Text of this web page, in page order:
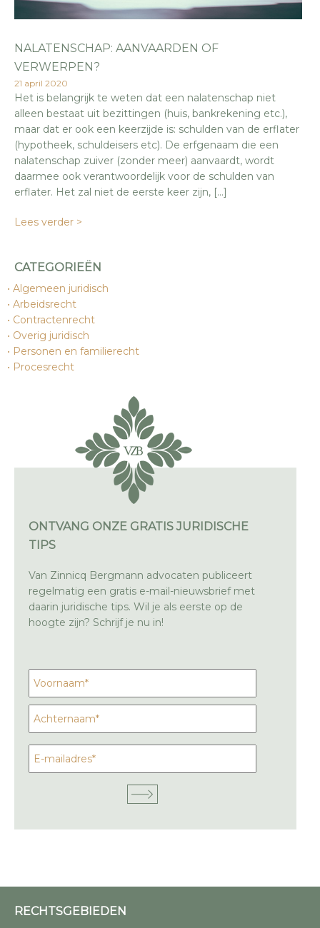
NALATENSCHAP: AANVAARDEN OF
VERWERPEN?
21 april 2020
Het is belangrijk te weten dat een nalatenschap niet
alleen bestaat uit bezittingen (huis, bankrekening etc.),
maar dat er ook een keerzijde is: schulden van de erflater
(hypotheek, schuldeisers etc). De erfgenaam die een
nalatenschap zuiver (zonder meer) aanvaardt, wordt
daarmee ook verantwoordelijk voor de schulden van
erflater. Het zal niet de eerste keer zijn, […]
Lees verder >
CATEGORIEËN
Algemeen juridisch
Arbeidsrecht
Contractenrecht
Overig juridisch
Personen en familierecht
Procesrecht
ONTVANG ONZE GRATIS JURIDISCHE
TIPS
Van Zinnicq Bergmann advocaten publiceert
regelmatig een gratis e-mail-nieuwsbrief met
daarin juridische tips. Wil je als eerste op de
hoogte zijn? Schrijf je nu in!
RECHTSGEBIEDEN